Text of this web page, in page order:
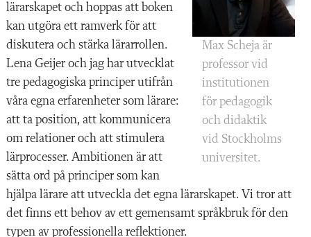
Max Scheja är
professor vid
institutionen
för peda­gogik
och didaktik
vid Stockholms
universitet.
lärarskapet och hoppas att boken
kan utgöra ett ramverk för att
diskutera och stärka lärarrollen.
Lena Geijer och jag har utvecklat
tre pedagogiska principer utifrån
våra egna erfarenheter som lärare:
att ta position, att kommunicera
om relationer och att stimulera
lärprocesser. Ambitionen är att
sätta ord på principer som kan
hjälpa lärare att utveckla det egna lärarskapet. Vi tror att
det finns ett behov av ett gemensamt språkbruk för den
typen av professionella reflektioner.